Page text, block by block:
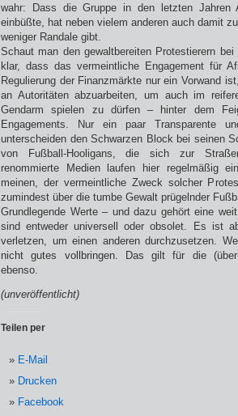
wahr: Dass die Gruppe in den letzten Jahren
einbüßte, hat neben vielem anderen auch damit
weniger Randale gibt.
Schaut man den gewaltbereiten Protestierern
klar, dass das vermeintliche Engagement für
Regulierung der Finanzmärkte nur ein Vorwand
an Autoritäten abzuarbeiten, um auch im
Gendarm spielen zu dürfen – hinter dem
Engagements. Nur ein paar Transparente
unterscheiden den Schwarzen Block bei seinen
von Fußball-Hooligans, die sich zur
renommierte Medien laufen hier regelmäßig
meinen, der vermeintliche Zweck solcher
zumindest über die tumbe Gewalt prügelnder
Grundlegende Werte – und dazu gehört eine
sind entweder universell oder obsolet. Es ist
verletzen, um einen anderen durchzusetzen.
nicht gutes vollbringen. Das gilt für die (über-
ebenso.
(unveröffentlicht)
Teilen per
E-Mail
Drucken
Facebook